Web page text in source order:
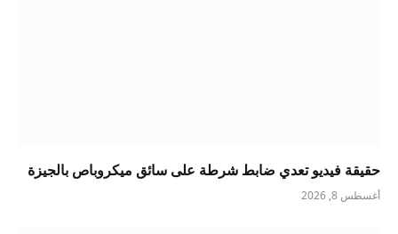
حقيقة فيديو تعدي ضابط شرطة على سائق ميكروباص بالجيزة
أغسطس 8, 2026